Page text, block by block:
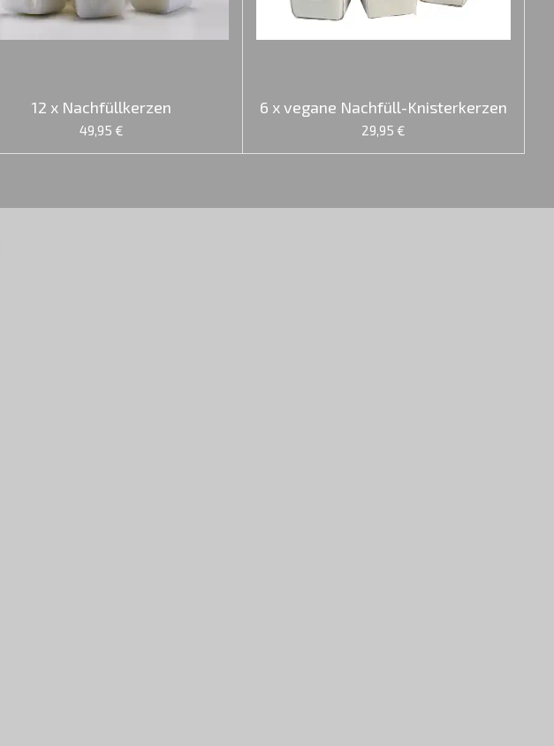
12 x Nachfüllkerzen
49,95 €
6 x vegane Nachfüll-Knisterkerzen
29,95 €